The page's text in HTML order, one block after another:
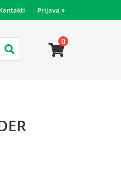
Prijava »
0